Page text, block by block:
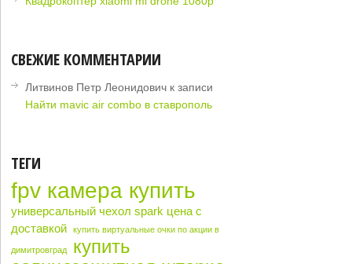
СВЕЖИЕ КОММЕНТАРИИ
Литвинов Петр Леонидович к записи
Найти mavic air combo в ставрополь
ТЕГИ
fpv камера купить
универсальный чехол spark цена с
доставкой
купить виртуальные очки по акции в
димитровград
купить